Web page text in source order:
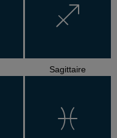
Sagittaire